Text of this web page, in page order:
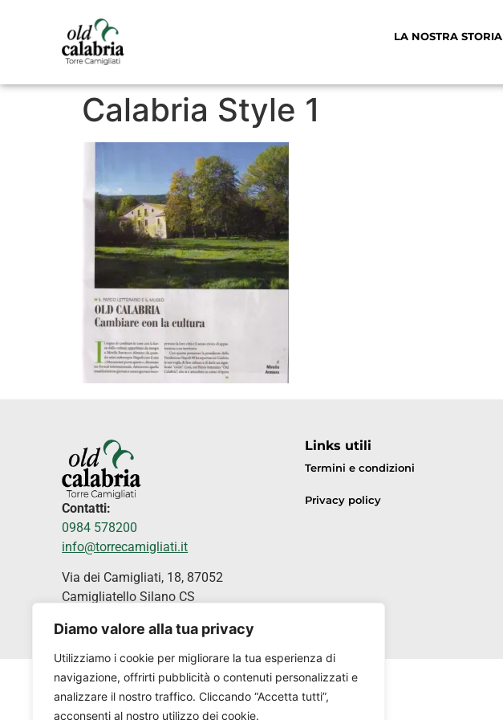
Diamo valore alla tua privacy
Utilizziamo i cookie per migliorare la tua esperienza di
navigazione, offrirti pubblicità o contenuti personalizzati e
analizzare il nostro traffico. Cliccando “Accetta tutti”,
acconsenti al nostro utilizzo dei cookie.
LA NOSTRA STORIA
Calabria Style 1
Contatti:
0984 578200
info@torrecamigliati.it
Via dei Camigliati, 18, 87052
Camigliatello Silano CS
Links utili
Termini e condizioni
Privacy policy